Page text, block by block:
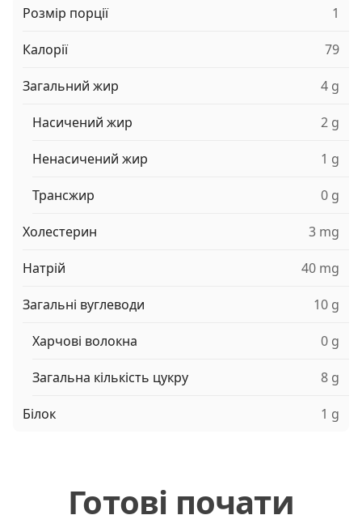
Розмір порції 1
Калорії 79
Загальний жир 4 g
Насичений жир 2 g
Ненасичений жир 1 g
Трансжир 0 g
Холестерин 3 mg
Натрій 40 mg
Загальні вуглеводи 10 g
Харчові волокна 0 g
Загальна кількість цукру 8 g
Білок 1 g
Готові почати